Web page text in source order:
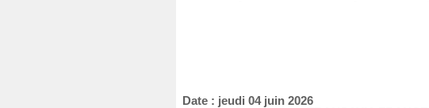
Date : jeudi 04 juin 2026